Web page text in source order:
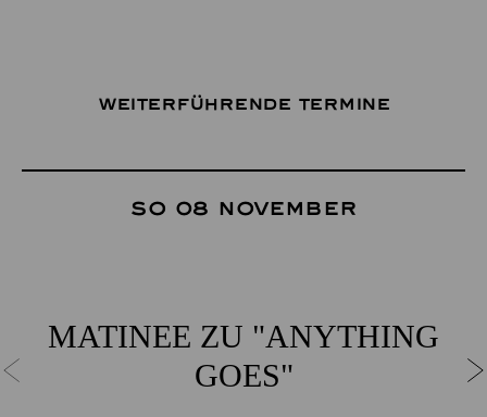
Weiterführende Termine
So 08 November
MATINEE ZU "ANYTHING
GOES"